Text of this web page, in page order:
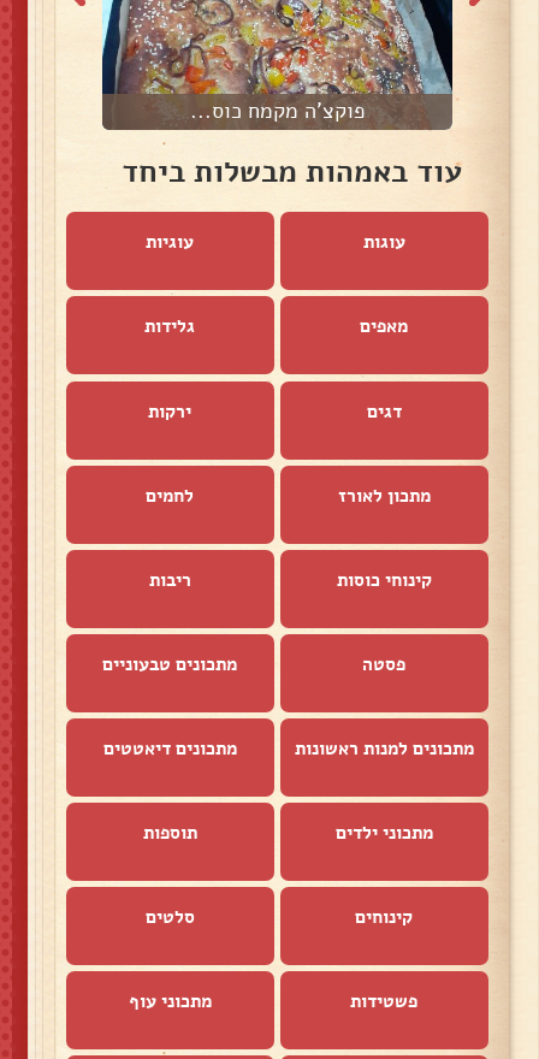
פוקצ'ה מקמח כוס...
עוד באמהות מבשלות ביחד
עוגות עוגיות
מאפים גלידות
דגים ירקות
מתכון לאורז לחמים
קינוחי כוסות ריבות
פסטה מתכונים טבעוניים
מתכונים למנות ראשונות מתכונים דיאטטים
מתכוני ילדים תוספות
קינוחים סלטים
פשטידות מתכוני עוף